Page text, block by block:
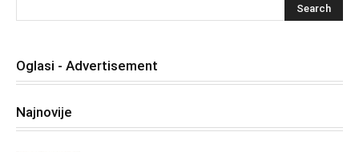
Oglasi - Advertisement
Najnovije